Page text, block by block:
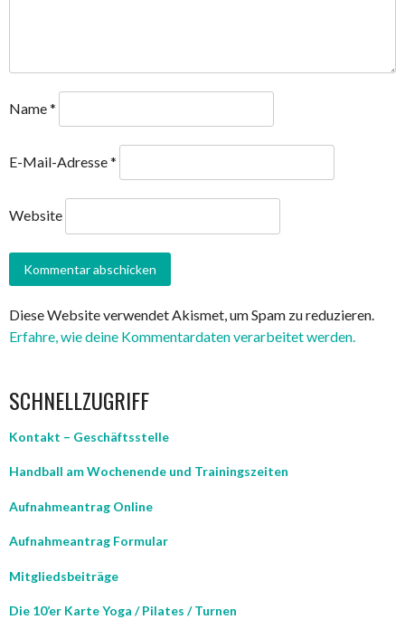
Name*
E-Mail-Adresse*
Website
Diese Website verwendet Akismet, um Spam zu reduzieren.
Erfahre, wie deine Kommentardaten verarbeitet werden.
SCHNELLZUGRIFF
Kontakt – Geschäftsstelle
Handball am Wochenende und Trainingszeiten
Aufnahmeantrag Online
Aufnahmeantrag Formular
Mitgliedsbeiträge
Die 10’er Karte Yoga / Pilates / Turnen